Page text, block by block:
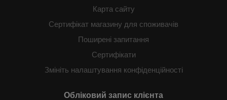
Карта сайту
Сертифікат магазину для споживачів
Поширені запитання
Сертифікати
Змініть налаштування конфіденційності
Обліковий запис клієнта